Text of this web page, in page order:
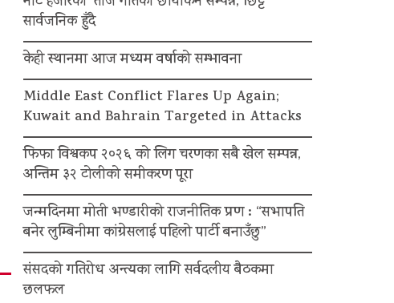
सार्वजनिक हुँदै
केही स्थानमा आज मध्यम वर्षाको सम्भावना
Middle East Conflict Flares Up Again;
Kuwait and Bahrain Targeted in Attacks
फिफा विश्वकप २०२६ को लिग चरणका सबै खेल सम्पन्न,
अन्तिम ३२ टोलीको समीकरण पूरा
जन्मदिनमा मोती भण्डारीको राजनीतिक प्रण : “सभापति
बनेर लुम्बिनीमा कांग्रेसलाई पहिलो पार्टी बनाउँछु”
संसदको गतिरोध अन्त्यका लागि सर्वदलीय बैठकमा
छलफल